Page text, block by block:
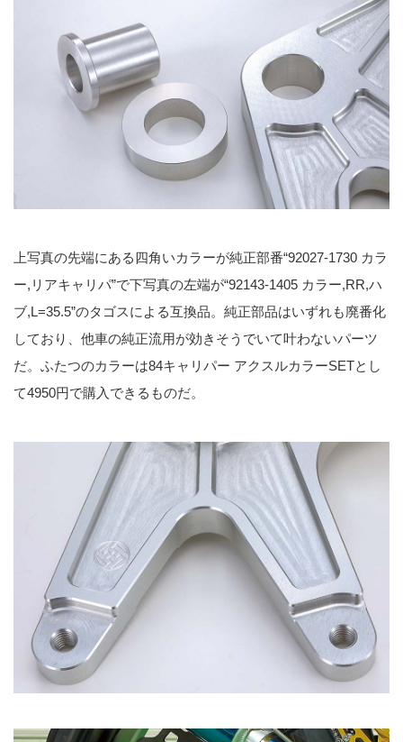
上写真の先端にある四角いカラーが純正部番“92027-1730 カラ
ー,リアキャリパ”で下写真の左端が“92143-1405 カラー,RR,ハ
ブ,L=35.5”のタゴスによる互換品。純正部品はいずれも廃番化
しており、他車の純正流用が効きそうでいて叶わないパーツ
だ。ふたつのカラーは84キャリパー アクスルカラーSETとし
て4950円で購入できるものだ。